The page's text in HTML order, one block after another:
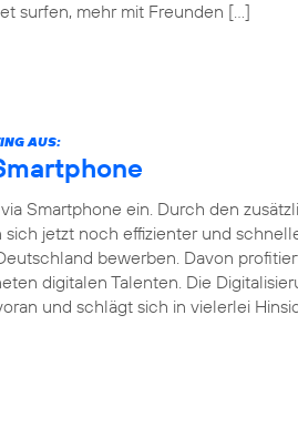
surfen, mehr mit Freunden […]
AUS:
Smartphone ein. Durch den
jetzt noch effizienter und
bewerben. Davon
digitalen Talenten. Die
und schlägt sich in vielerlei